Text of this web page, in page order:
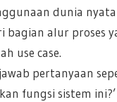
dunia
bagian alur proses
use case.
pertanyaan
fungsi sistem